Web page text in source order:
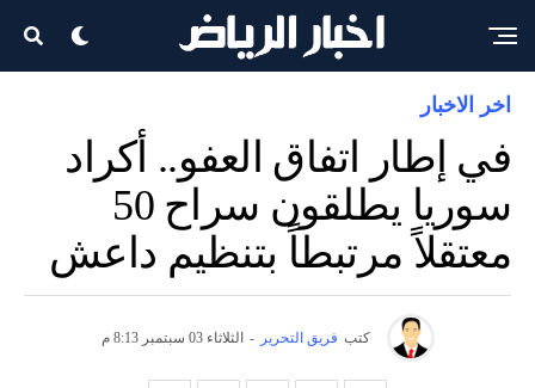
اخر الاخبار
في إطار اتفاق العفو.. أكراد
سوريا يطلقون سراح 50
معتقلاً مرتبطاً بتنظيم داعش
كتب فريق التحرير - الثلاثاء 03 سبتمبر 8:13 م